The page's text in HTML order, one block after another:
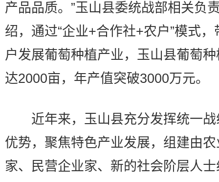
产品品质。”玉山县委统战部相关负
绍，通过“企业+合作社+农户”模式，
户发展葡萄种植产业，玉山县葡萄
达2000亩，年产值突破3000万元。
近年来，玉山县充分发挥统一战
优势，聚焦特色产业发展，组建由
家、民营企业家、新的社会阶层人